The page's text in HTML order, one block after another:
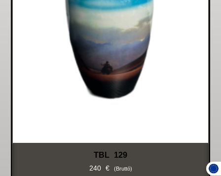
TBL 129
240 € (bruttó)